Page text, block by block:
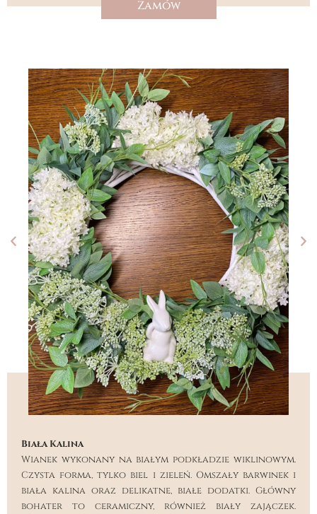
Zamów
Biała Kalina
Wianek wykonany na białym podkładzie wiklinowym.
Czysta forma, tylko biel i zieleń. Omszały barwinek i
biała kalina oraz delikatne, białe dodatki. Główny
bohater to ceramiczny, również biały zajączek.